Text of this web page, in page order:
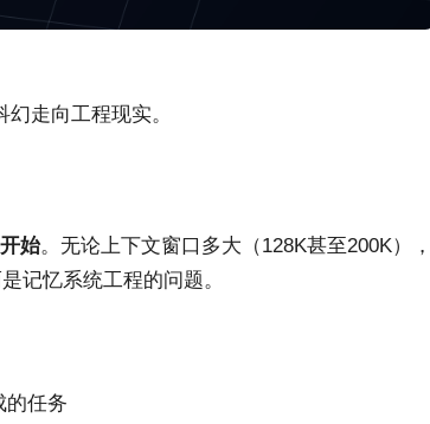
走向工程现实。
始。无论上下文窗口多大（128K甚至200K），
记忆系统工程的问题。
的任务